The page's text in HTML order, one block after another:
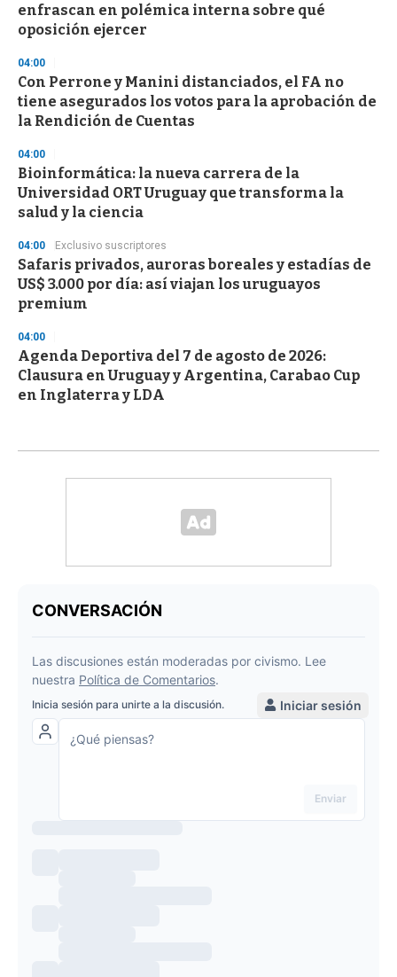
enfrascan en polémica interna sobre qué
oposición ejercer
04:00
Con Perrone y Manini distanciados, el FA no
tiene asegurados los votos para la aprobación de
la Rendición de Cuentas
04:00
Bioinformática: la nueva carrera de la
Universidad ORT Uruguay que transforma la
salud y la ciencia
04:00 Exclusivo suscriptores
Safaris privados, auroras boreales y estadías de
US$ 3.000 por día: así viajan los uruguayos
premium
04:00
Agenda Deportiva del 7 de agosto de 2026:
Clausura en Uruguay y Argentina, Carabao Cup
en Inglaterra y LDA